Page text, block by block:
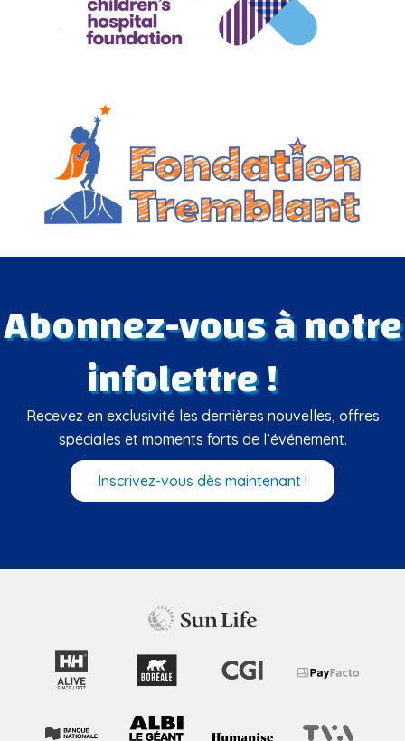
Abonnez-vous à notre
infolettre !
Recevez en exclusivité les dernières nouvelles, offres
spéciales et moments forts de l’événement.
Inscrivez-vous dès maintenant !